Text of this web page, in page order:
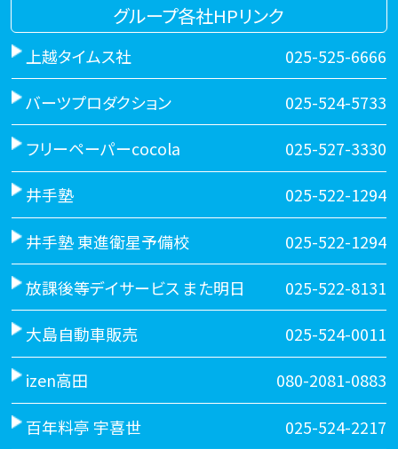
グループ各社HPリンク
上越タイムス社 025-525-6666
バーツプロダクション 025-524-5733
フリーペーパーcocola 025-527-3330
井手塾 025-522-1294
井手塾 東進衛星予備校 025-522-1294
放課後等デイサービス また明日 025-522-8131
大島自動車販売 025-524-0011
izen高田 080-2081-0883
百年料亭 宇喜世 025-524-2217